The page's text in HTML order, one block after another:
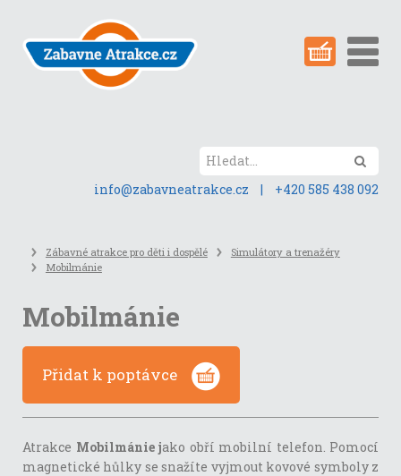
obsah
stránky
info@zabavneatrakce.cz
| +420 585 438 092
Zábavné atrakce pro děti i dospělé
Simulátory a trenažéry
Mobilmánie
Mobilmánie
Přidat k poptávce
Atrakce Mobilmánie jako obří mobilní telefon. Pomocí
magnetické hůlky se snažíte vyjmout kovové symboly z